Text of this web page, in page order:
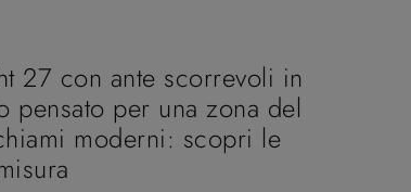
27 con ante scorrevoli in
pensato per una zona del
moderni: scopri le